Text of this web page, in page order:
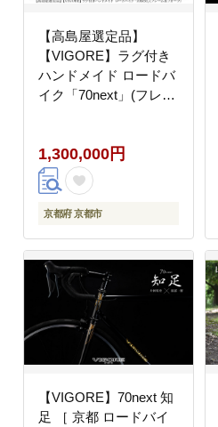
【高島屋選定品】
【VIGORE】ラグ付き
ハンドメイド ロードバ
イク「70next」(フレー
ランド 人気 おすすめ
スポーツ アウトドア ツ
ーリング ブランド メー
カー 取り寄せ 通販 ふ
1,300,000円
京都府 京都市
【VIGORE】70next 知
足 ［ 京都 ロードバイ